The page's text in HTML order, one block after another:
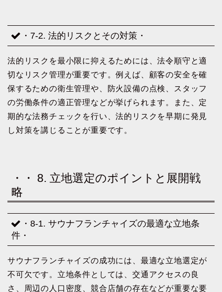
・7-2. 法的リスクとその対策・
法的リスクを最小限に抑えるためには、法令順守と適
切なリスク管理が重要です。例えば、顧客の安全を確
保するための衛生管理や、防火設備の点検、スタッフ
の労働条件の適正管理などが挙げられます。また、定
期的な法務チェックを行い、法的リスクを早期に発見
し対策を講じることが重要です。
・・ 8. 立地選定のポイントと展開戦
略
・8-1. サウナフランチャイズの最適な立地条
件・
サウナフランチャイズの成功には、最適な立地選定が
不可欠です。立地条件としては、交通アクセスの良
さ、周辺の人口密度、競合店舗の存在などが重要な要